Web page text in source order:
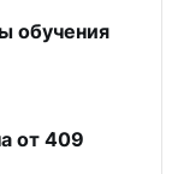
обучения
от 409